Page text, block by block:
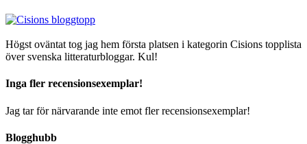
Högst oväntat tog jag hem första platsen i kategorin Cisions topplista
över svenska litteraturbloggar. Kul!
Inga fler recensionsexemplar!
Jag tar för närvarande inte emot fler recensionsexemplar!
Blogghubb